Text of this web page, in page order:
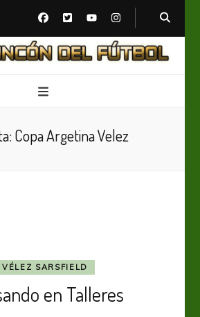
Copa Argetina Velez
VÉLEZ SARSFIELD
en Talleres